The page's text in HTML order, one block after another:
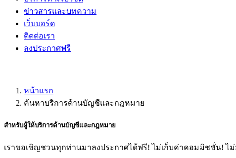
ข่าวสารและบทความ
เว็บบอร์ด
ติดต่อเรา
ลงประกาศฟรี
หน้าแรก
ค้นหาบริการด้านบัญชีและกฎหมาย
สำหรับผู้ให้บริการด้านบัญชีและกฎหมาย
เราขอเชิญชวนทุกท่านมาลงประกาศได้ฟรี! ไม่เก็บค่าคอมมิชชั่น! ไ